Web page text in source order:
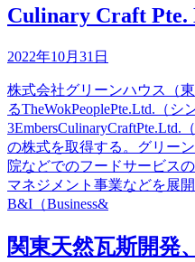
Culinary Craft
2022年10月31日
株式会社グリーンハウス（
るTheWokPeoplePte.Ltd.（シ
3EmbersCulinaryCraftPte.Ltd.
の株式を取得する。グリー
院などでのフードサービス
マネジメント事業などを展
B&I（Business&
関東天然瓦斯開発